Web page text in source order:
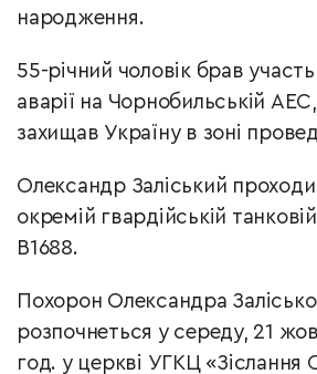
народження.
55-річний чоловік брав участь
аварії на Чорнобильській
захищав Україну в зоні
Олександр Заліський
окремій гвардійській
В1688.
Похорон Олександра
розпочнеться у середу, 21
год. у церкві УГКЦ «Зіслання